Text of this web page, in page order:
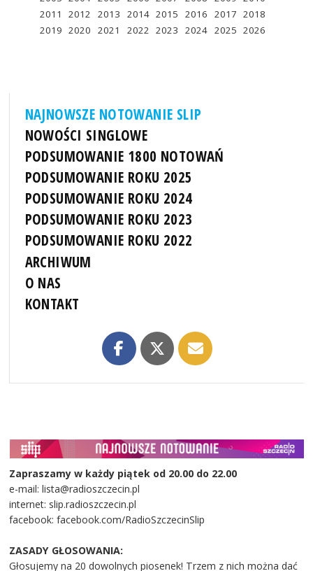
2011
2012 2013 2014 2015 2016 2017 2018
2019 2020 2021 2022 2023 2024 2025 2026
NAJNOWSZE NOTOWANIE SLIP
NOWOŚCI SINGLOWE
PODSUMOWANIE 1800 NOTOWAŃ
PODSUMOWANIE ROKU 2025
PODSUMOWANIE ROKU 2024
PODSUMOWANIE ROKU 2023
PODSUMOWANIE ROKU 2022
ARCHIWUM
O NAS
KONTAKT
Zapraszamy w każdy piątek od 20.00 do 22.00
e-mail: lista@radioszczecin.pl
internet: slip.radioszczecin.pl
facebook: facebook.com/RadioSzczecinSlip
ZASADY GŁOSOWANIA:
Głosujemy na 20 dowolnych piosenek! Trzem z nich można dać